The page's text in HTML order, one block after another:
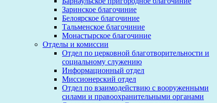
Заринское благочиние
Белоярское благочиние
Тальменское благочиние
Монастырское благочиние
Отделы и комиссии
Отдел по церковной благотворительности и
социальному служению
Информационный отдел
Миссионерский отдел
Отдел по взаимодействию с вооруженными
силами и правоохранительными органами